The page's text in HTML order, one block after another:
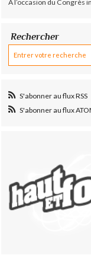
À l’occasion du Congrès
Rechercher
S'abonner au flux RSS
S'abonner au flux